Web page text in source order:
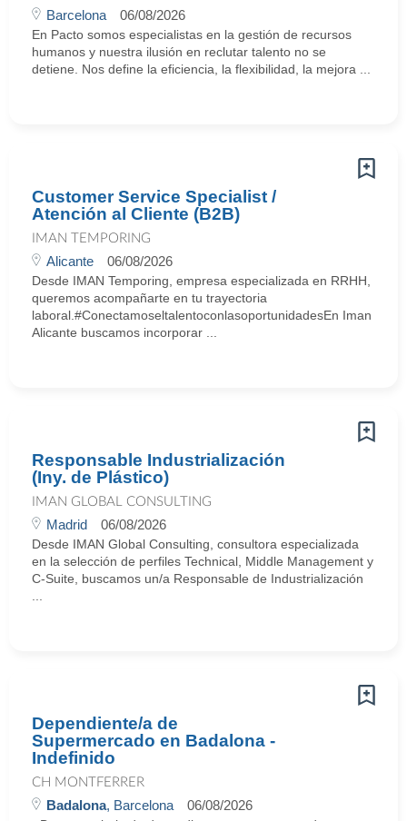
Barcelona 06/08/2026
En Pacto somos especialistas en la gestión de recursos
humanos y nuestra ilusión en reclutar talento no se
detiene. Nos define la eficiencia, la flexibilidad, la mejora ...
Customer Service Specialist /
Atención al Cliente (B2B)
IMAN TEMPORING
Alicante 06/08/2026
Desde IMAN Temporing, empresa especializada en RRHH,
queremos acompañarte en tu trayectoria
laboral.#ConectamoseltalentoconlasoportunidadesEn Iman
Alicante buscamos incorporar ...
Responsable Industrialización
(Iny. de Plástico)
IMAN GLOBAL CONSULTING
Madrid 06/08/2026
Desde IMAN Global Consulting, consultora especializada
en la selección de perfiles Technical, Middle Management y
C-Suite, buscamos un/a Responsable de Industrialización
Dependiente/a de
Supermercado en Badalona -
Indefinido
CH MONTFERRER
Badalona, Barcelona 06/08/2026